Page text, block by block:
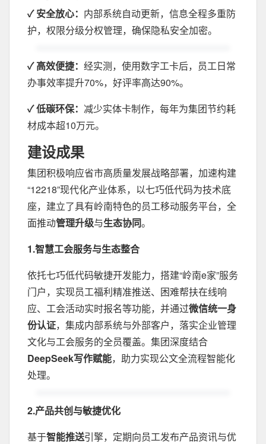
✓安全放心： 内部系统自动更新，信息全程多重防
护，权限分级分权管理，确保隐私安全加密。
✓高效便捷： 经实测，使用数字工卡后，员工日常
办事效率提升70%，好评率高达90%。
✓低碳环保： 减少实体卡制作，每年为集团节约耗
材成本超10万元。
建设成果
集团积极响应省市高质量发展战略部署，加速构建
“12218”现代化产业体系，以七巧低代码为技术底
座，建立了具有岭南特色的员工移动服务平台，全
面推动管理升级与生态协同。
‌1.智慧工会服务与生态整合‌
依托七巧低代码敏捷开发能力，搭建“岭南e家”服务
门户，实现员工福利精准推送、困难帮扶在线响
应、工会活动实时报名等功能，并通过微信统一身
份认证，集成内部系统与外部客户，落实企业管理
文化与工会服务的全员覆盖。集团深度结合
DeepSeek写作赋能，助力实现公文全流程智能化
处理。
2.产品共创与敏捷优化‌
基于智能推送引擎，定期向员工发布产品资讯与优